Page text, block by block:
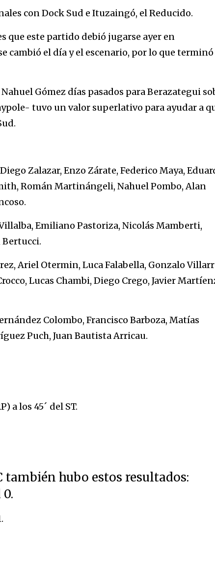
con Dock Sud e Ituzaingó, el Reducido.
que este partido debió jugarse ayer en
cambió el día y el escenario, por lo que terminó
Gómez días pasados para Berazategui
tuvo un valor superlativo para ayudar a
Zalazar, Enzo Zárate, Federico Maya,
Román Martinángeli, Nahuel Pombo, Alan
Emiliano Pastoriza, Nicolás Mamberti,
Bertucci.
Ariel Otermin, Luca Falabella, Gonzalo
Lucas Chambi, Diego Crego, Javier
Colombo, Francisco Barboza, Matías
Puch, Juan Bautista Arricau.
a los 45´ del ST.
también hubo estos resultados: